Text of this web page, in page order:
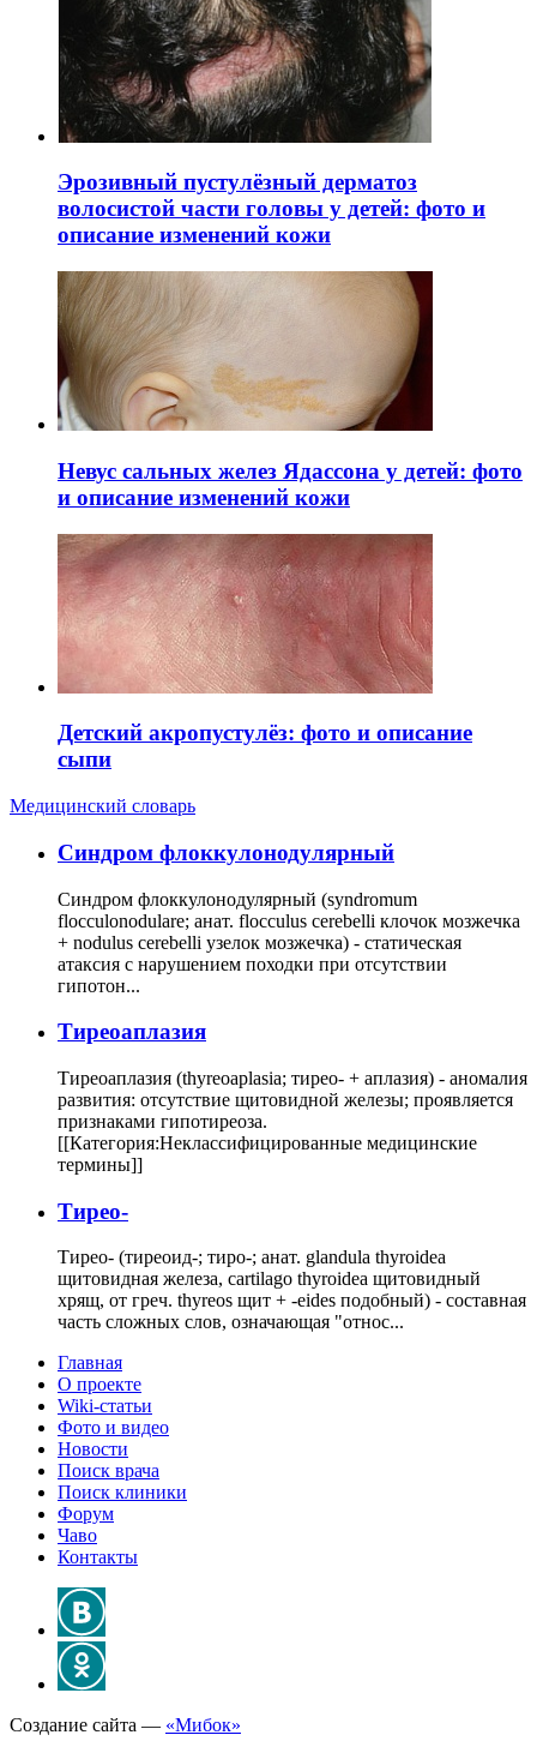
Эрозивный пустулёзный дерматоз
волосистой части головы у детей: фото и
описание изменений кожи
Невус сальных желез Ядассона у детей: фото
и описание изменений кожи
Детский акропустулёз: фото и описание
сыпи
Медицинский словарь
Cиндром флоккулонодулярный
Синдром флоккулонодулярный (syndromum
flocculonodulare; анат. flocculus cerebelli клочок мозжечка
+ nodulus cerebelli узелок мозжечка) - статическая
атаксия с нарушением походки при отсутствии
гипотон...
Тиреоаплазия
Тиреоаплазия (thyreoaplasia; тирео- + аплазия) - аномалия
развития: отсутствие щитовидной железы; проявляется
признаками гипотиреоза.
[[Категория:Неклассифицированные медицинские
термины]]
Тирео-
Тирео- (тиреоид-; тиро-; анат. glandula thyroidea
щитовидная железа, cartilago thyroidea щитовидный
хрящ, от греч. thyreos щит + -eides подобный) - составная
часть сложных слов, означающая "относ...
Главная
О проекте
Wiki-статьи
Фото и видео
Новости
Поиск врача
Поиск клиники
Форум
Чаво
Контакты
Создание сайта — «Мибок»